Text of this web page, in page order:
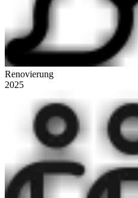
Renovierung
2025